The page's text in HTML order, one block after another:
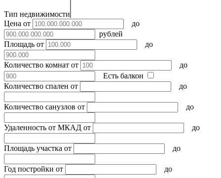
Тип недвижимости
Цена от
до
рублей
Площадь от до
Количество комнат от
до
Есть балкон
Количество спален от до
Количество санузлов от до
Удаленность от МКАД от до
Площадь участка от до
Год постройки от до